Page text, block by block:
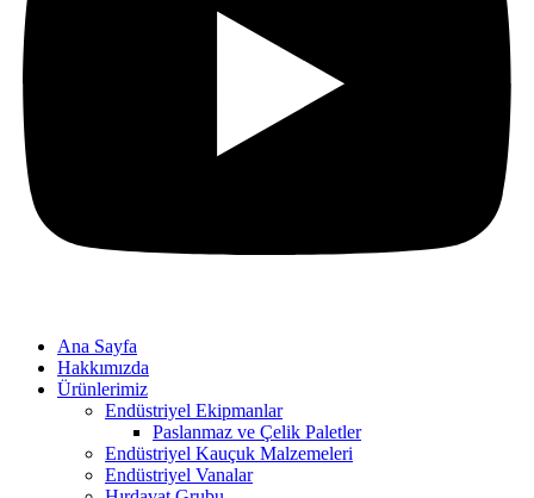
Ana Sayfa
Hakkımızda
Ürünlerimiz
Endüstriyel Ekipmanlar
Paslanmaz ve Çelik Paletler
Endüstriyel Kauçuk Malzemeleri
Endüstriyel Vanalar